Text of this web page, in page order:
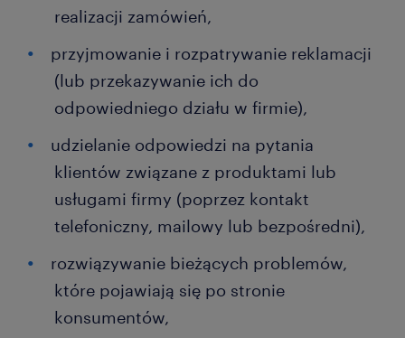
realizacji zamówień,
przyjmowanie i rozpatrywanie reklamacji
(lub przekazywanie ich do
odpowiedniego działu w firmie),
udzielanie odpowiedzi na pytania
klientów związane z produktami lub
usługami firmy (poprzez kontakt
telefoniczny, mailowy lub bezpośredni),
rozwiązywanie bieżących problemów,
które pojawiają się po stronie
konsumentów,